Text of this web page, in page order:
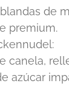
de
premium.
canela,
azúcar